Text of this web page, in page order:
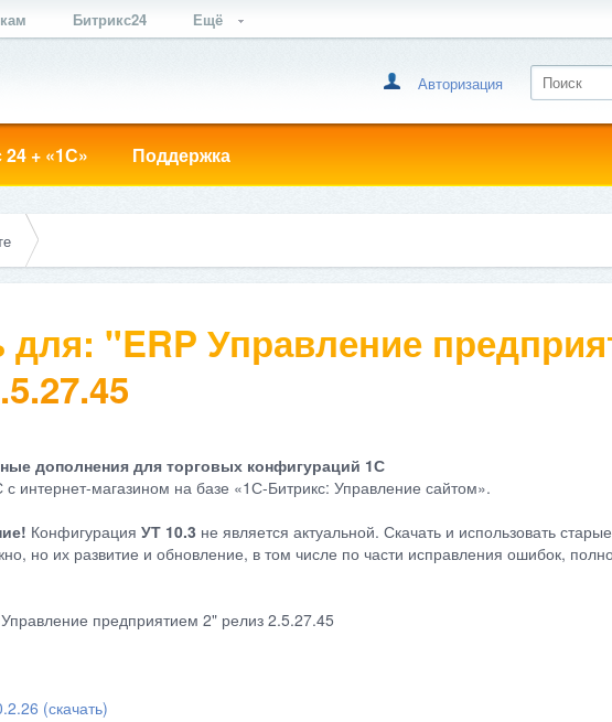
Битрикс24 Ещё
Авторизация
+ «1С» Поддержка
"ERP Управление
дополнения для торговых конфигураций 1С
с интернет-магазином на базе «1С-Битрикс: Управление сайтом».
Конфигурация УТ 10.3 не является актуальной. Скачать и использовать
но их развитие и обновление, в том числе по части исправления ошибок,
предприятием 2" релиз 2.5.27.45
(скачать)